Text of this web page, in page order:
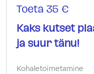
Toeta 35 €
Kaks kutset
ja suur tänu!
Kohaletoimetamine